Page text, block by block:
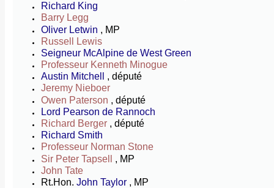
Richard King
Barry Legg
Oliver Letwin , MP
Russell Lewis
Seigneur McAlpine de West Green
Professeur Kenneth Minogue
Austin Mitchell
, député
Jeremy Nieboer
Owen Paterson , député
Lord Pearson de Rannoch
Richard Berger, député
Richard Smith
Professeur Norman Stone
Sir Peter Tapsell
, MP
John Tate
Rt.Hon. John Taylor, MP